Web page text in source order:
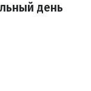
день